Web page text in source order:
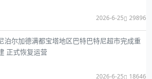
2026-6-25 29896
泊尔加德满都宝塔地区巴特巴特尼超市完成重
正式恢复运营
2026-6-25 18646